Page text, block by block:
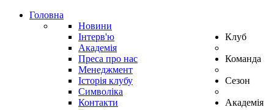
Головна
Новини
Інтерв'ю
Академія
Преса про нас
Клуб
Менеджмент
Історія клубу
Символіка
Контакти
Команда
Сезон
Академія